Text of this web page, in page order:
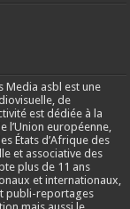
Media asbl est une
de
est dédiée à la
l’Union européenne,
États d’Afrique des
et associative des
plus de 11 ans
et internationaux,
publi-reportages